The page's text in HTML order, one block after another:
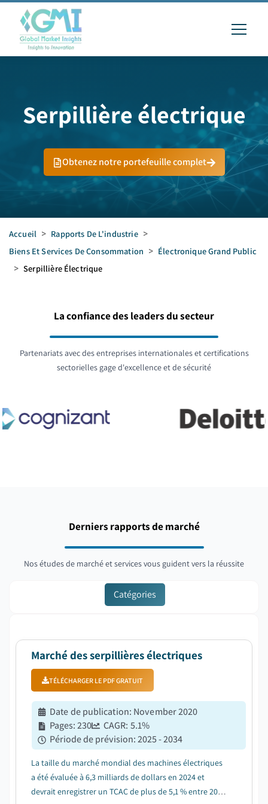
Serpillière électrique
Obtenez notre portefeuille complet
Accueil > Rapports De L'industrie >
Biens Et Services De Consommation > Électronique Grand Public
> Serpillière Électrique
La confiance des leaders du secteur
Partenariats avec des entreprises internationales et certifications
sectorielles gage d'excellence et de sécurité
Derniers rapports de marché
Nos études de marché et services vous guident vers la réussite
Catégories
Marché des serpillières électriques
TÉLÉCHARGER LE PDF GRATUIT
Date de publication: November 2020
Pages:230 CAGR: 5.1%
Période de prévision:2025 - 2034
La taille du marché mondial des machines électriques
a été évaluée à 6,3 milliards de dollars en 2024 et
devrait enregistrer un TCAC de plus de 5,1 % entre 2025